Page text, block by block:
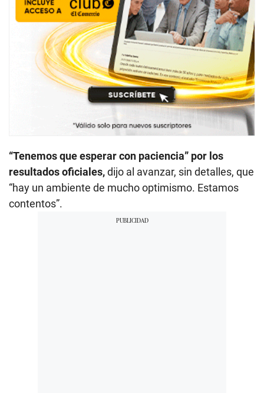
“Tenemos que esperar con paciencia” por los
resultados oficiales,dijo al avanzar, sin detalles, que
“hay un ambiente de mucho optimismo. Estamos
contentos”.